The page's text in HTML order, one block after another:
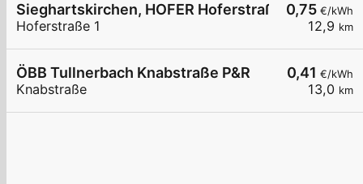
0,75 €/kWh
12,9 km
Sieghartskirchen, HOFER Hoferstraße
Hoferstraße 1
0,41 €/kWh
13,0 km
ÖBB Tullnerbach Knabstraße P&R
Knabstraße